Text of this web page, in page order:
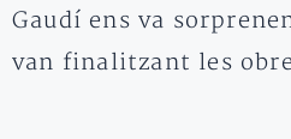
Gaudí ens va
van finalitzant les